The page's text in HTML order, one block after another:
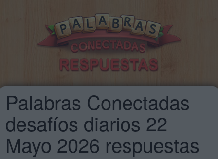
Palabras Conectadas
desafíos diarios 22
Mayo 2026 respuestas